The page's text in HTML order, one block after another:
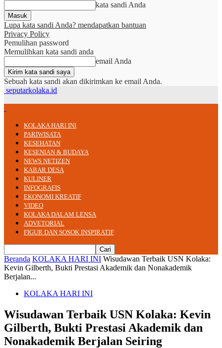
kata sandi Anda
Lupa kata sandi Anda? mendapatkan bantuan
Privacy Policy
Pemulihan password
Memulihkan kata sandi anda
email Anda
Sebuah kata sandi akan dikirimkan ke email Anda.
seputarkolaka.id
KOLAKA HARI INI
PARIWISATA
KESEHATAN
KESENIAN & BUDAYA
NEWS NETIZEN
KABAR DESA
KULINER
INFOGRAFIS
EKONOMI KREATIF
VIDEO
KOLAKA DALAM LENSA
ADVETORIAL
FIGUR DAN SOSOK INSPIRATIF
Beranda KOLAKA HARI INI Wisudawan Terbaik USN Kolaka:
Kevin Gilberth, Bukti Prestasi Akademik dan Nonakademik
Berjalan...
KOLAKA HARI INI
Wisudawan Terbaik USN Kolaka: Kevin
Gilberth, Bukti Prestasi Akademik dan
Nonakademik Berjalan Seiring